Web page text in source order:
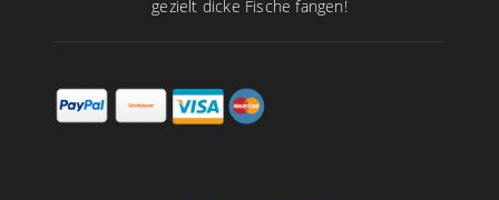
gezielt dicke Fische fangen!